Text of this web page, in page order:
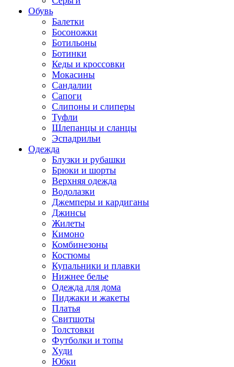
Обувь
Балетки
Босоножки
Ботильоны
Ботинки
Кеды и кроссовки
Мокасины
Сандалии
Сапоги
Слипоны и слиперы
Туфли
Шлепанцы и сланцы
Эспадрильи
Одежда
Блузки и рубашки
Брюки и шорты
Верхняя одежда
Водолазки
Джемперы и кардиганы
Джинсы
Жилеты
Кимоно
Комбинезоны
Костюмы
Купальники и плавки
Нижнее белье
Одежда для дома
Пиджаки и жакеты
Платья
Свитшоты
Толстовки
Футболки и топы
Худи
Юбки